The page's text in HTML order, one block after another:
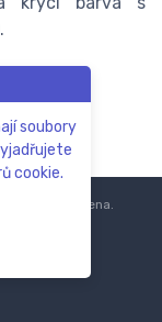
soubory
cookie.
práva vyhrazena.